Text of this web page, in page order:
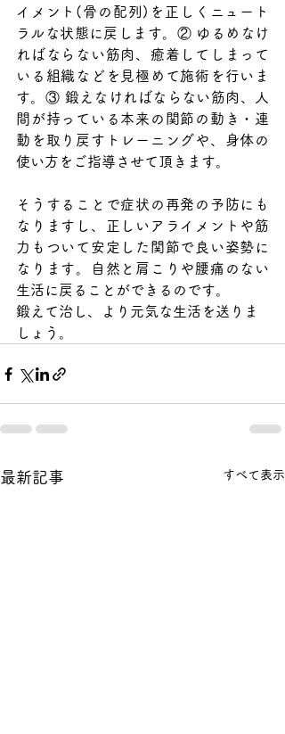
イメント(骨の配列)を正しくニュート
ラルな状態に戻します。② ゆるめなけ
ればならない筋肉、癒着してしまって
いる組織などを見極めて施術を行いま
す。③ 鍛えなければならない筋肉、人
間が持っている本来の関節の動き・連
動を取り戻すトレーニングや、身体の
使い方をご指導させて頂きます。
そうすることで症状の再発の予防にも
なりますし、正しいアライメントや筋
力もついて安定した関節で良い姿勢に
なります。自然と肩こりや腰痛のない
生活に戻ることができるのです。
鍛えて治し、より元気な生活を送りま
しょう。
最新記事 すべて表示